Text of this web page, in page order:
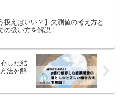
扱えばいい？】欠測値の考え方と
の扱い方を解説！
した結
法を解